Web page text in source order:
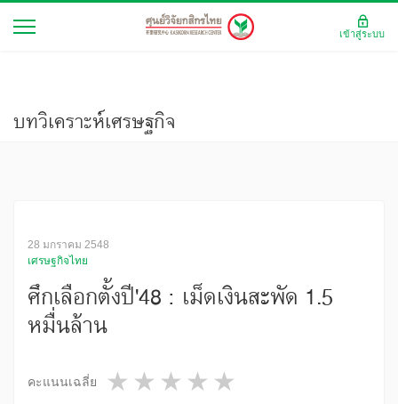
บทวิเคราะห์เศรษฐกิจ
28 มกราคม 2548
เศรษฐกิจไทย
ศึกเลือกตั้งปี'48 : เม็ดเงินสะพัด 1.5
หมื่นล้าน
คะแนนเฉลี่ย 4 stars
3 stars
2 stars
1 star
เข้าสู่ระบบ